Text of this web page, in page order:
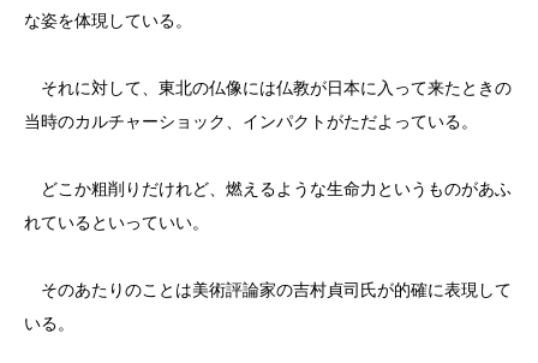
な姿を体現している。
それに対して、東北の仏像には仏教が日本に入って来たときの
当時のカルチャーショック、インパクトがただよっている。
どこか粗削りだけれど、燃えるような生命力というものがあふ
れているといっていい。
そのあたりのことは美術評論家の吉村貞司氏が的確に表現して
いる。